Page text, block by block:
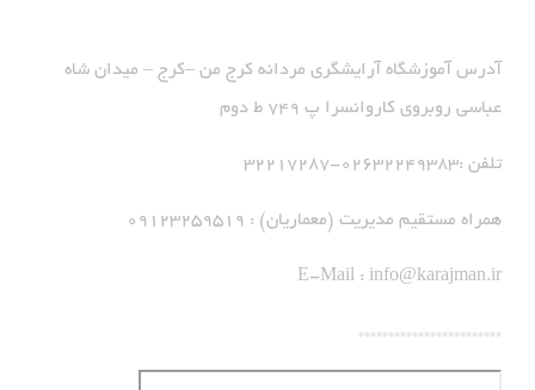
آدرس آموزشگاه آرایشگری مردانه کرج من –کرج – میدان شاه
عباسی روبروی کاروانسرا پ 749 ط دوم
تلفن :02632249383-32217287
همراه مستقیم مدیریت (معماریان) : 09123259519
E-Mail : info@karajman.ir
************************